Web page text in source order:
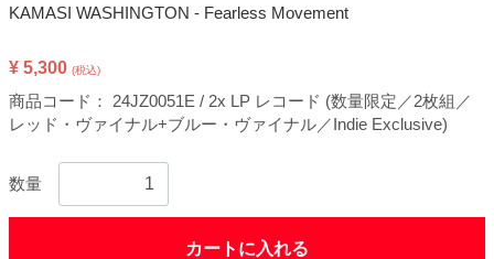
KAMASI WASHINGTON - Fearless Movement
¥ 5,300 (税込)
商品コード：
24JZ0051E / 2x LP レコード (数量限定／2枚組／
レッド・ヴァイナル+ブルー・ヴァイナル／Indie Exclusive)
数量
カートに入れる